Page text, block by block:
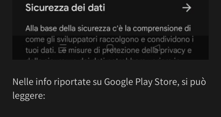
Nelle info riportate su Google Play Store, si può
leggere: